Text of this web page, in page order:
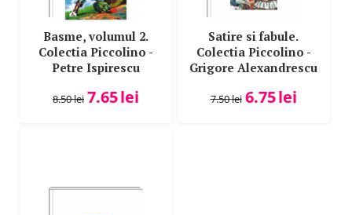
Basme, volumul 2.
Colectia Piccolino -
Petre Ispirescu
8.50lei 7.65lei
Satire si fabule.
Colectia Piccolino -
Grigore Alexandrescu
7.50lei 6.75lei